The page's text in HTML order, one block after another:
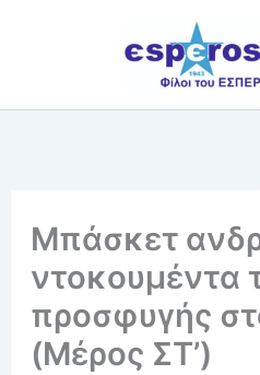
Μπάσκετ
ντοκουμέντα
προσφυγής
(Μέρος ΣΤ’)